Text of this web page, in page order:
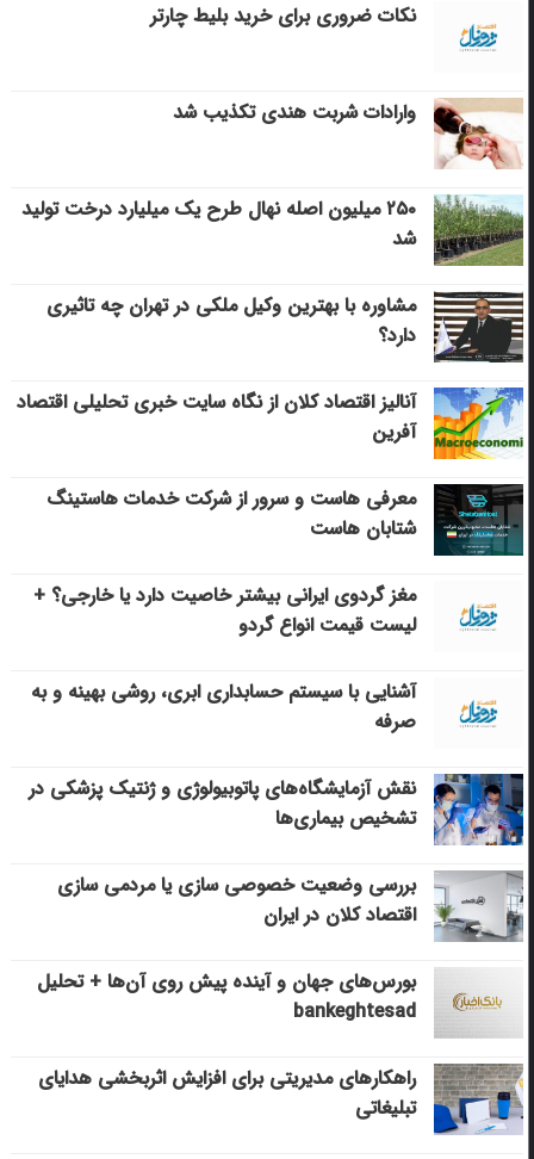
نکات ضروری برای خرید بلیط چارتر
وارادات شربت هندی تکذیب شد
۲۵۰ میلیون اصله نهال طرح یک میلیارد درخت تولید
شد
مشاوره با بهترین وکیل ملکی در تهران چه تاثیری
دارد؟
آنالیز اقتصاد کلان از نگاه سایت خبری تحلیلی اقتصاد
آفرین
معرفی هاست و سرور از شرکت خدمات هاستینگ
شتابان هاست
مغز گردوی ایرانی بیشتر خاصیت دارد یا خارجی؟ +
لیست قیمت انواع گردو
آشنایی با سیستم حسابداری ابری، روشی بهینه و به
صرفه
نقش آزمایشگاه‌های پاتوبیولوژی و ژنتیک پزشکی در
تشخیص بیماری‌ها
بررسی وضعیت خصوصی سازی یا مردمی سازی
اقتصاد کلان در ایران
بورس‌های جهان و آینده پیش روی آن‌ها + تحلیل
bankeghtesad
راهکارهای مدیریتی برای افزایش اثربخشی هدایای
تبلیغاتی